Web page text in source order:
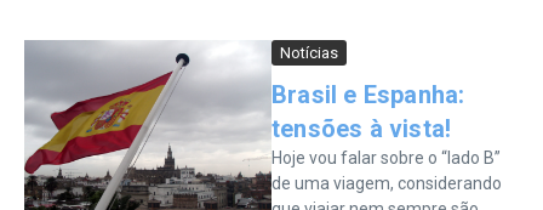
Notícias
Brasil e Espanha:
tensões à vista!
Hoje vou falar sobre o “lado B”
de uma viagem, considerando